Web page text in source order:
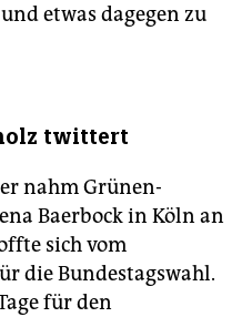
etwas dagegen zu
twittert
nahm Grünen-
Baerbock in Köln an
sich vom
die Bundestagswahl.
für den